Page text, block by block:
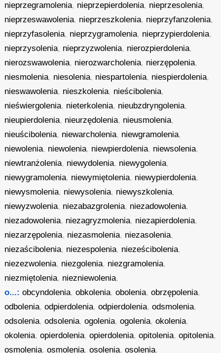
nieprzegramolenia, nieprzepierdolenia, nieprzesolenia,
nieprzeswawolenia, nieprzeszkolenia, nieprzyfanzolenia,
nieprzyfasolenia, nieprzygramolenia, nieprzypierdolenia,
nieprzysolenia, nieprzyzwolenia, nierozpierdolenia,
nierozswawolenia, nierozwarcholenia, nierzępolenia,
niesmolenia, niesolenia, niespartolenia, niespierdolenia,
nieswawolenia, nieszkolenia, nieścibolenia,
nieświergolenia, nieterkolenia, nieubzdryngolenia,
nieupierdolenia, nieurzędolenia, nieusmolenia,
nieuścibolenia, niewarcholenia, niewgramolenia,
niewolenia, niewolenia, niewpierdolenia, niewsolenia,
niewtranżolenia, niewydolenia, niewygolenia,
niewygramolenia, niewymiętolenia, niewypierdolenia,
niewysmolenia, niewysolenia, niewyszkolenia,
niewyzwolenia, niezabazgrolenia, niezadowolenia,
niezadowolenia, niezagryzmolenia, niezapierdolenia,
niezarzępolenia, niezasmolenia, niezasolenia,
niezaścibolenia, niezespolenia, nieześcibolenia,
niezezwolenia, niezgolenia, niezgramolenia,
niezmiętolenia, niezniewolenia,
o...: obcyndolenia,obkolenia,obolenia,obrzępolenia,
odbolenia,odpierdolenia,odpierdolenia,odsmolenia,
odsolenia,odsolenia,ogolenia,ogolenia,okolenia,
okolenia,opierdolenia,opierdolenia,opitolenia,opitolenia,
osmolenia,osmolenia,osolenia,osolenia,